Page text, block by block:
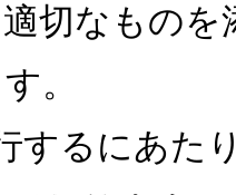
切なもの
。
するにあた